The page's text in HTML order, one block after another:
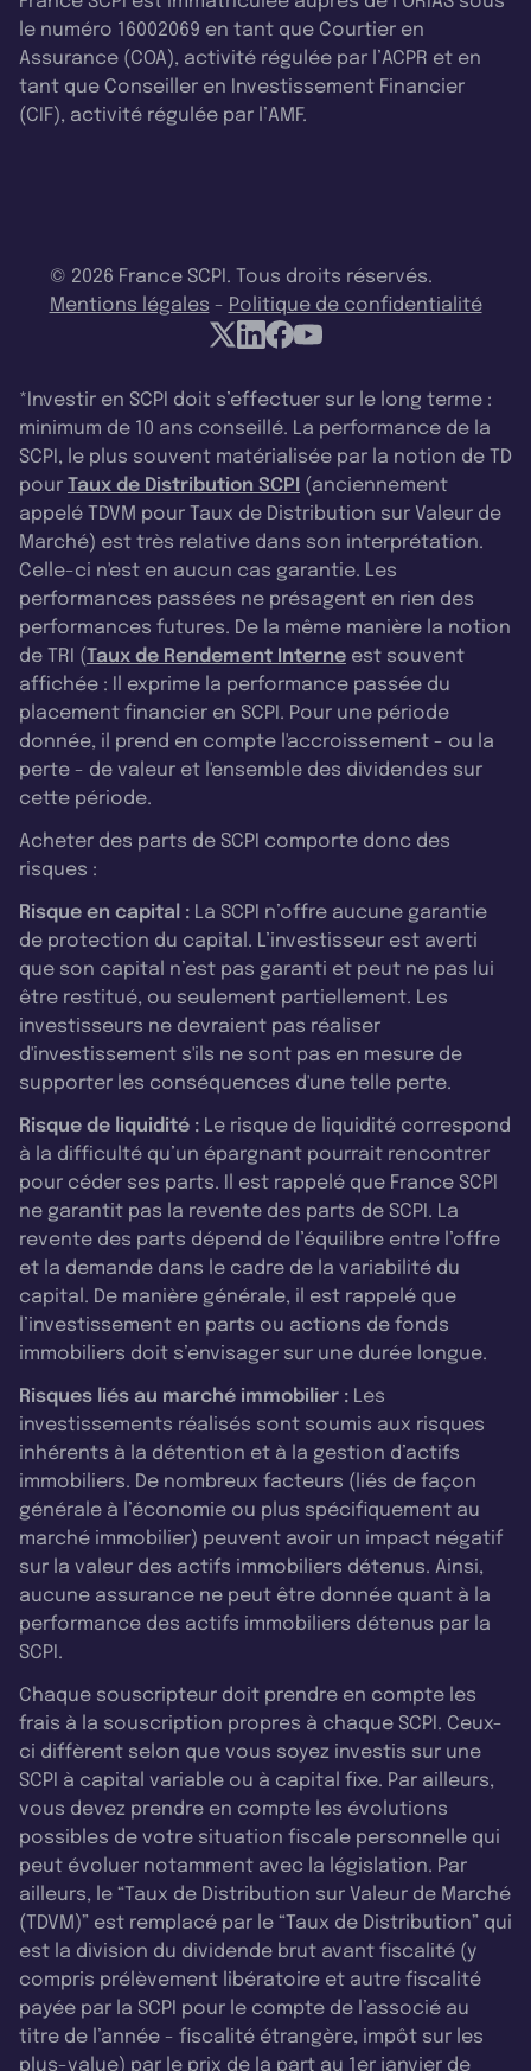
le numéro 16002069 en tant que Courtier en
Assurance (COA), activité régulée par l’ACPR et en
tant que Conseiller en Investissement Financier
(CIF), activité régulée par l’AMF.
© 2026 France SCPI. Tous droits réservés.
Mentions légales - Politique de confidentialité
*Investir en SCPI doit s’effectuer sur le long terme :
minimum de 10 ans conseillé. La performance de la
SCPI, le plus souvent matérialisée par la notion de TD
pour Taux de Distribution SCPI (anciennement
appelé TDVM pour Taux de Distribution sur Valeur de
Marché) est très relative dans son interprétation.
Celle-ci n'est en aucun cas garantie. Les
performances passées ne présagent en rien des
performances futures. De la même manière la notion
de TRI (Taux de Rendement Interne est souvent
affichée : Il exprime la performance passée du
placement financier en SCPI. Pour une période
donnée, il prend en compte l'accroissement - ou la
perte - de valeur et l'ensemble des dividendes sur
cette période.
Acheter des parts de SCPI comporte donc des
risques :
Risque en capital : La SCPI n’offre aucune garantie
de protection du capital. L’investisseur est averti
que son capital n’est pas garanti et peut ne pas lui
être restitué, ou seulement partiellement. Les
investisseurs ne devraient pas réaliser
d'investissement s'ils ne sont pas en mesure de
supporter les conséquences d'une telle perte.
Risque de liquidité : Le risque de liquidité correspond
à la difficulté qu’un épargnant pourrait rencontrer
pour céder ses parts. Il est rappelé que France SCPI
ne garantit pas la revente des parts de SCPI. La
revente des parts dépend de l’équilibre entre l’offre
et la demande dans le cadre de la variabilité du
capital. De manière générale, il est rappelé que
l’investissement en parts ou actions de fonds
immobiliers doit s’envisager sur une durée longue.
Risques liés au marché immobilier : Les
investissements réalisés sont soumis aux risques
inhérents à la détention et à la gestion d’actifs
immobiliers. De nombreux facteurs (liés de façon
générale à l’économie ou plus spécifiquement au
marché immobilier) peuvent avoir un impact négatif
sur la valeur des actifs immobiliers détenus. Ainsi,
aucune assurance ne peut être donnée quant à la
performance des actifs immobiliers détenus par la
SCPI.
Chaque souscripteur doit prendre en compte les
frais à la souscription propres à chaque SCPI. Ceux-
ci diffèrent selon que vous soyez investis sur une
SCPI à capital variable ou à capital fixe. Par ailleurs,
vous devez prendre en compte les évolutions
possibles de votre situation fiscale personnelle qui
peut évoluer notamment avec la législation. Par
ailleurs, le “Taux de Distribution sur Valeur de Marché
(TDVM)” est remplacé par le “Taux de Distribution” qui
est la division du dividende brut avant fiscalité (y
compris prélèvement libératoire et autre fiscalité
payée par la SCPI pour le compte de l’associé au
titre de l’année - fiscalité étrangère, impôt sur les
plus-value) par le prix de la part au 1er janvier de